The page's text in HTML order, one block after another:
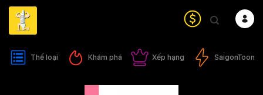
Bỏ
nội
dung
Thể loại Khám phá Xếp hạng SaigonToon